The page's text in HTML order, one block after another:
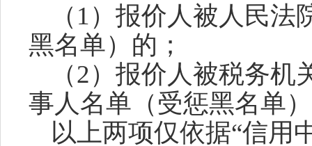
（ 1）报价人被人民法
黑名单）的；
（2）报价人被税务机
事人名单（受惩黑名单
以上两项仅依据“信用